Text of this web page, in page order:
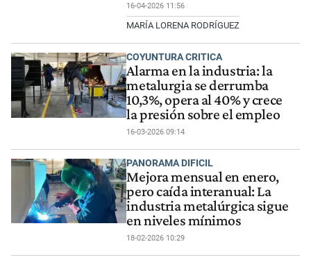
16-04-2026 11:56
MARÍA LORENA RODRÍGUEZ
COYUNTURA CRITICA
Alarma en la industria: la
metalurgia se derrumba
10,3%, opera al 40% y crece
la presión sobre el empleo
16-03-2026 09:14
PANORAMA DIFICIL
Mejora mensual en enero,
pero caída interanual: La
industria metalúrgica sigue
en niveles mínimos
18-02-2026 10:29